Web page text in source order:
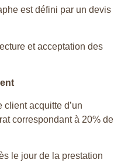
est défini par un devis
et acceptation des
acquitte d’un
correspondant à 20% de
le jour de la prestation